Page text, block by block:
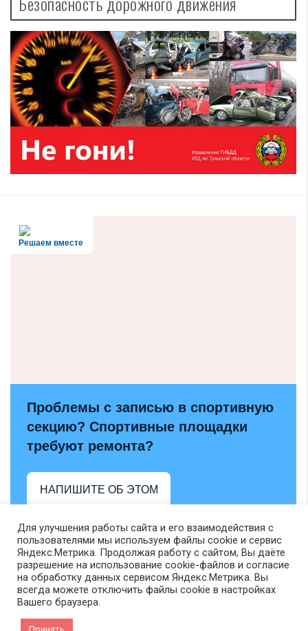
Решаем вместе
Проблемы с записью в спортивную
секцию? Спортивные площадки
требуют ремонта?
НАПИШИТЕ ОБ ЭТОМ
Для улучшения работы сайта и его взаимодействия с
пользователями мы используем файлы cookie и сервис
Яндекс.Метрика. Продолжая работу с сайтом, Вы даёте
разрешение на использование cookie-файлов и согласие
на обработку данных сервисом Яндекс.Метрика. Вы
всегда можете отключить файлы cookie в настройках
Вашего браузера.